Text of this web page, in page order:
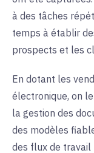
à des tâches
temps à établir
prospects et les
En dotant les
électronique, on
la gestion des
des modèles
des flux de travail